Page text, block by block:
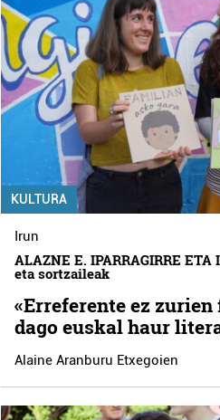
KULTURA
Irun
ALAZNE E. IPARRAGIRRE
eta sortzaileak
«Erreferente ez
dago euskal haur
Alaine Aranburu Etxegoien